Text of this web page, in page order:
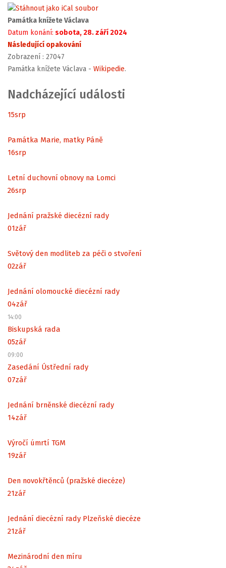
Památka knížete Václava
Datum konání: sobota, 28. září 2024
Následující opakování
Zobrazení : 27047
Památka knížete Václava - Wikipedie.
Nadcházející události
15srp
Památka Marie, matky Páně
16srp
Letní duchovní obnovy na Lomci
26srp
Jednání pražské diecézní rady
01zář
Světový den modliteb za péči o stvoření
02zář
Jednání olomoucké diecézní rady
04zář
14:00
Biskupská rada
05zář
09:00
Zasedání Ústřední rady
07zář
Jednání brněnské diecézní rady
14zář
Výročí úmrtí TGM
19zář
Den novokřtěnců (pražské diecéze)
21zář
Jednání diecézní rady Plzeňské diecéze
21zář
Mezinárodní den míru